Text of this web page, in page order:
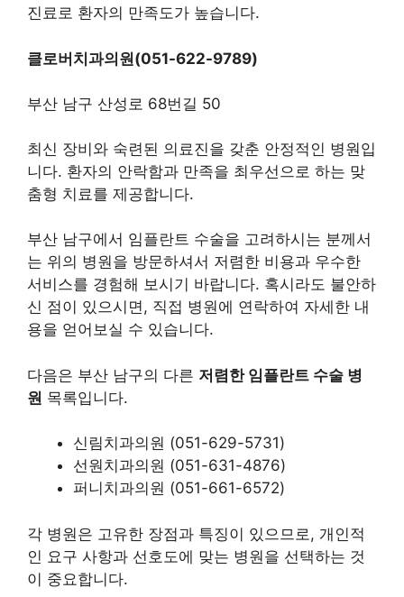
진료로 환자의 만족도가 높습니다.
클로버치과의원(051-622-9789)
부산 남구 산성로 68번길 50
최신 장비와 숙련된 의료진을 갖춘 안정적인 병원입
니다. 환자의 안락함과 만족을 최우선으로 하는 맞
춤형 치료를 제공합니다.
부산 남구에서 임플란트 수술을 고려하시는 분께서
는 위의 병원을 방문하셔서 저렴한 비용과 우수한
서비스를 경험해 보시기 바랍니다. 혹시라도 불안하
신 점이 있으시면, 직접 병원에 연락하여 자세한 내
용을 얻어보실 수 있습니다.
다음은 부산 남구의 다른 저렴한 임플란트 수술 병
원 목록입니다.
신림치과의원 (051-629-5731)
선원치과의원 (051-631-4876)
퍼니치과의원 (051-661-6572)
각 병원은 고유한 장점과 특징이 있으므로, 개인적
인 요구 사항과 선호도에 맞는 병원을 선택하는 것
이 중요합니다.